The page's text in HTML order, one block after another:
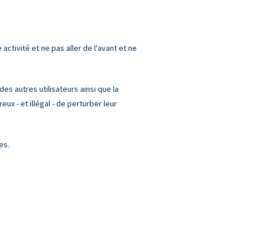
et ne pas aller de l'avant et ne
autres utilisateurs ainsi que la
- et illégal - de perturber leur